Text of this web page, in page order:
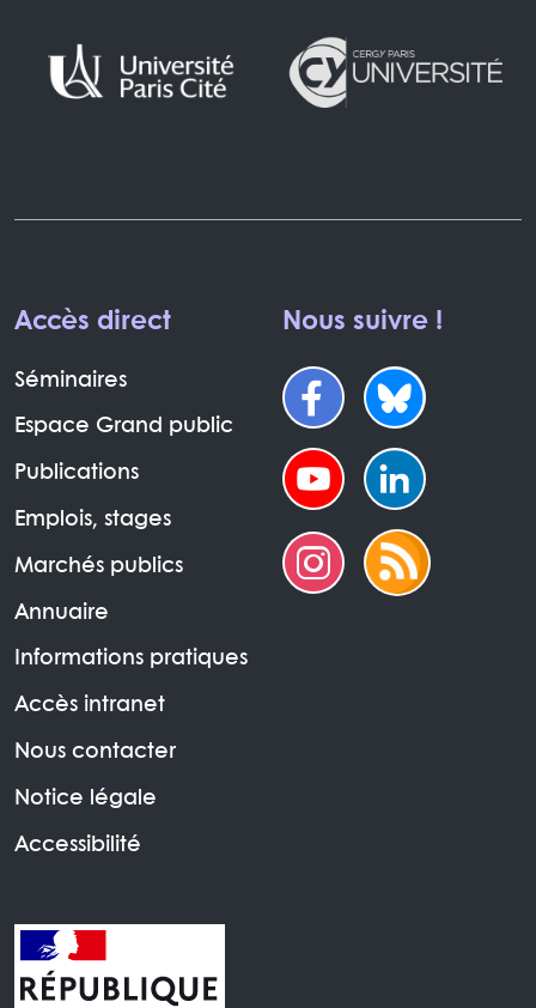
Accès direct
Séminaires
Espace Grand public
Publications
Emplois, stages
Marchés publics
Annuaire
Informations pratiques
Accès intranet
Nous contacter
Notice légale
Accessibilité
Nous suivre !